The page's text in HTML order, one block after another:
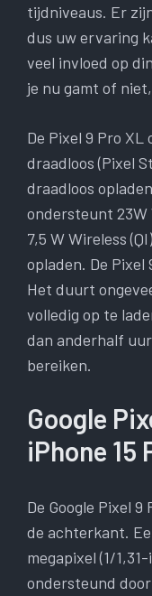
tijdniveaus. Er
dus uw ervaring
veel invloed op
je nu gamt of
De Pixel 9 Pro
draadloos (Pixel
draadloos
ondersteunt 23W
7,5 W Wireless
opladen. De Pixel
Het duurt
volledig op te
dan anderhalf
bereiken.
Google
iPhone 15
De Google Pixel
de achterkant.
megapixel (1/
ondersteund